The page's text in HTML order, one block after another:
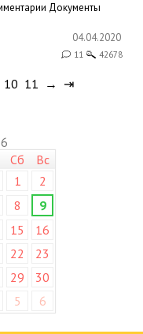
Документы
04.04.2020
11 42678
10 11 → ⇥
Сб
Вс
1
2
8
9
15
16
22
23
29
30
5 6